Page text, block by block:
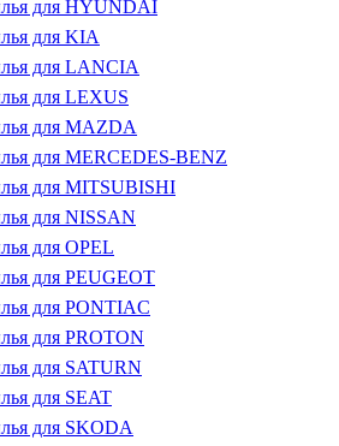
для HYUNDAI
для KIA
для LANCIA
для LEXUS
для MAZDA
для MERCEDES-BENZ
для MITSUBISHI
для NISSAN
для OPEL
для PEUGEOT
для PONTIAC
для PROTON
для SATURN
для SEAT
для SKODA